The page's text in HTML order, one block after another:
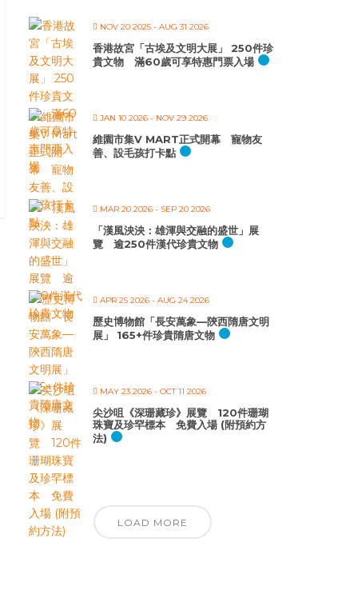
NOV 20 2025 - AUG 31 2026
香港故宮「古埃及文明大展」 250件珍
貴文物 滿60歲可享特惠門票入場
JAN 10 2026 - NOV 29 2026
維園市集V MART正式開幕 寵物友
善、設毛孩打卡點
MAR 20 2026 - SEP 20 2026
「漢風泱泱：雄渾與交融的盛世」展
覽 逾250件漢代珍貴文物
APR 25 2026 - AUG 24 2026
歷史博物館「長安萬象—陝西隋唐文明
展」 165+件珍貴隋唐文物
MAY 23 2026 - OCT 11 2026
尖沙咀《深珊藏珍》展覽 120件珊瑚
珠寶及珍罕標本 免費入場 (附預約方
法)
LOAD MORE